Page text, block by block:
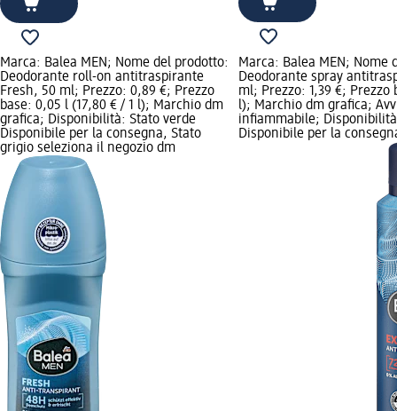
Marca: Balea MEN; Nome del prodotto:
Deodorante roll-on antitraspirante
Fresh, 50 ml; Prezzo: 0,89 €; Prezzo
base: 0,05 l (17,80 € / 1 l); Marchio dm
grafica; Disponibilità: Stato verde
Disponibile per la consegna, Stato
grigio seleziona il negozio dm
Marca: Balea MEN; Nome
Deodorante spray
ml; Prezzo: 1,39 €; Prezzo
l); Marchio dm grafica;
infiammabile;
Disponibile per la